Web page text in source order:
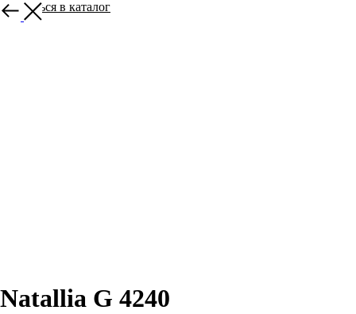
Вернуться в каталог
Natallia G 4240